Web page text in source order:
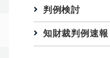
判例検討
知財裁判例速報